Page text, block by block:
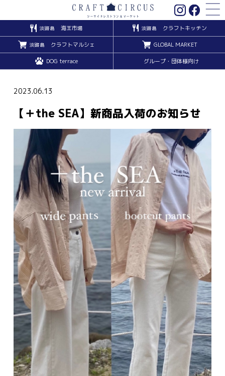
淡路島 海王市場 淡路島 クラフトキッチン
淡路島 クラフトマルシェ GLOBAL MARKET
DOG terrace グループ・団体様向け
2023.06.13
【＋the SEA】新商品入荷のお知らせ